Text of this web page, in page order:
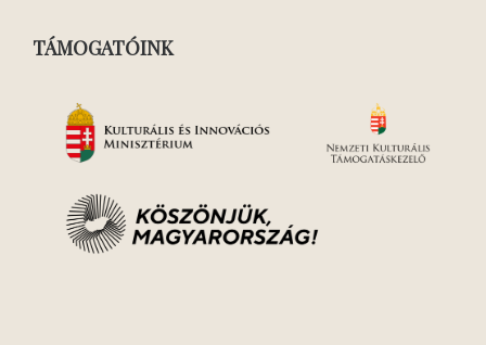
TÁMOGATÓINK